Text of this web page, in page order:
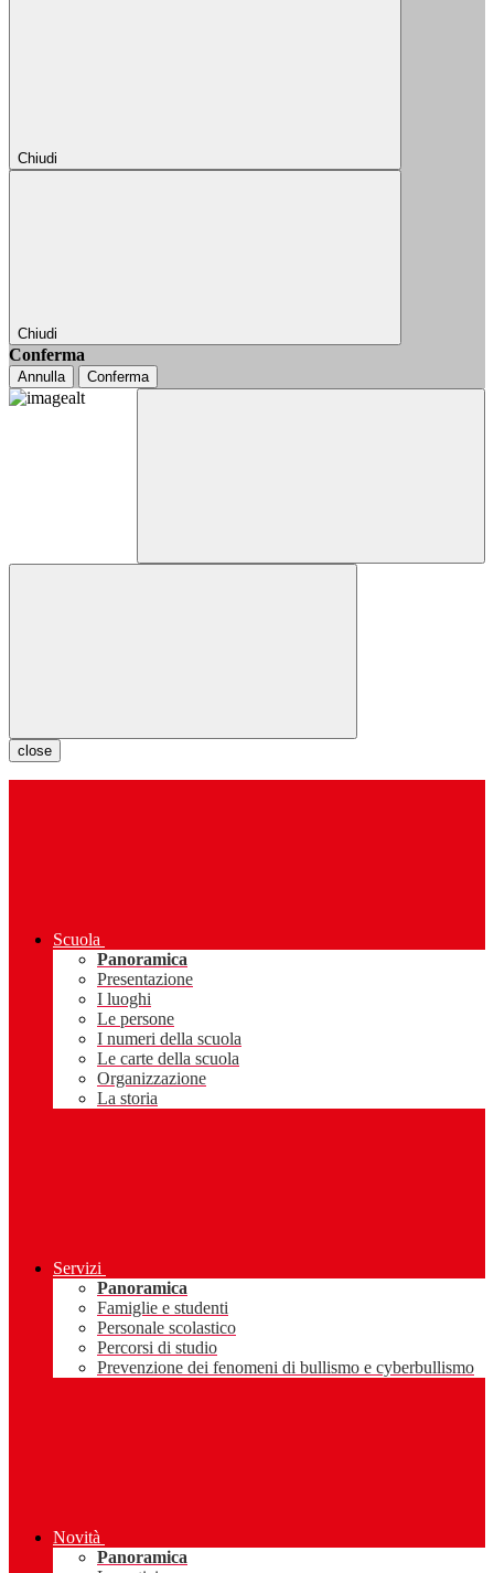
Chiudi
Chiudi
Conferma
Annulla Conferma
close
Scuola
Panoramica
Presentazione
I luoghi
Le persone
I numeri della scuola
Le carte della scuola
Organizzazione
La storia
Servizi
Panoramica
Famiglie e studenti
Personale scolastico
Percorsi di studio
Prevenzione dei fenomeni di bullismo e cyberbullismo
Novità
Panoramica